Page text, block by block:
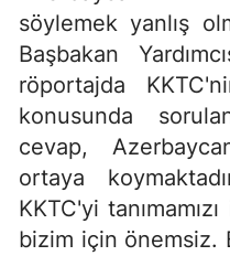
söylemek yanlış
Başbakan
röportajda
konusunda
cevap,
ortaya
KKTC'yi
bizim için önemsiz.